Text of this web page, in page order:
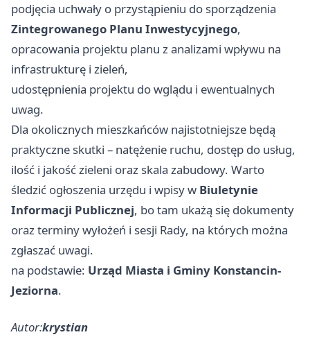
podjęcia uchwały o przystąpieniu do sporządzenia
Zintegrowanego Planu Inwestycyjnego,
opracowania projektu planu z analizami wpływu na
infrastrukturę i zieleń,
udostępnienia projektu do wglądu i ewentualnych
uwag.
Dla okolicznych mieszkańców najistotniejsze będą
praktyczne skutki – natężenie ruchu, dostęp do usług,
ilość i jakość zieleni oraz skala zabudowy. Warto
śledzić ogłoszenia urzędu i wpisy w Biuletynie
Informacji Publicznej, bo tam ukażą się dokumenty
oraz terminy wyłożeń i sesji Rady, na których można
zgłaszać uwagi.
na podstawie: Urząd Miasta i Gminy Konstancin-
Jeziorna.
Autor:krystian